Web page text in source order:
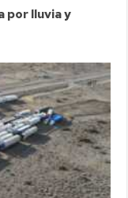
por lluvia y